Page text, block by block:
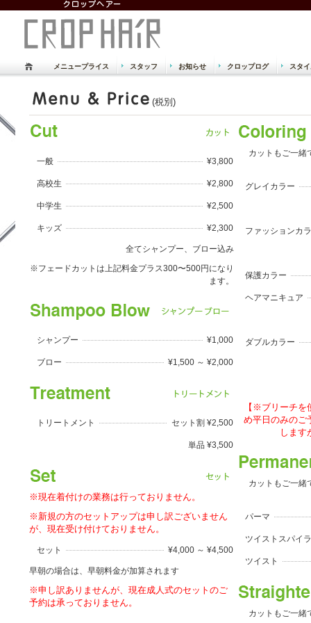
倉敷市 児島 美容室 美容院 クロ
Just another WordPress site
メニュープライス スタッフ お知らせ クロップログ スタ
(税別)
一般 ¥3,800
高校生 ¥2,800
中学生 ¥2,500
キッズ ¥2,300
全てシャンプー、ブロー込み
※フェードカットは上記料金プラス300〜500円になり
ます。
シャンプー ¥1,000
ブロー ¥1,500 ～ ¥2,000
トリートメント セット割 ¥2,500
単品 ¥3,500
※現在着付けの業務は行っておりません。
※新規の方のセットアップは申し訳ございません
が、現在受け付けておりません。
セット ¥4,000 ～ ¥4,500
早朝の場合は、早朝料金が加算されます
※申し訳ありませんが、現在成人式のセットのご
予約は承っておりません。
カットもご一緒
グレイカラー
ファッションカ
保護カラー
ヘアマニキュア
ダブルカラー
【※ブリーチを
め平日のみのご
します
カットもご一緒
パーマ
ツイストスパイ
ツイスト
カットもご一緒